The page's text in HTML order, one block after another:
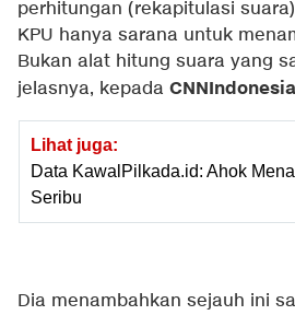
perhitungan (rekapitulasi
KPU hanya sarana untuk
Bukan alat hitung suara yang
jelasnya, kepada
Lihat juga:
Data KawalPilkada.id: Ahok
Seribu
Dia menambahkan sejauh ini